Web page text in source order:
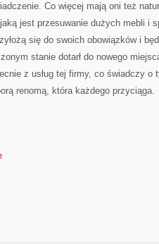
Co więcej mają oni też
jest przesuwanie dużych mebli i
się do swoich obowiązków i
stanie dotarł do nowego
z usług tej firmy, co świadczy o
renomą, która każdego przyciąga.